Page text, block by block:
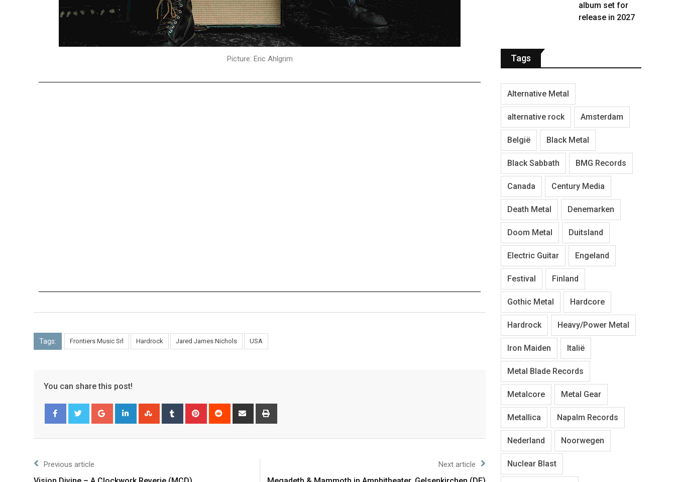
Picture: Eric Ahlgrim
Tags: Frontiers Music Srl Hardrock Jared James Nichols USA
You can share this post!
Previous article Next article
album set for
release in 2027
Tags
Alternative Metal
alternative rock Amsterdam
België Black Metal
Black Sabbath BMG Records
Canada Century Media
Death Metal Denemarken
Doom Metal Duitsland
Electric Guitar Engeland
Festival Finland
Gothic Metal Hardcore
Hardrock Heavy/Power Metal
Iron Maiden Italië
Metal Blade Records
Metalcore Metal Gear
Metallica Napalm Records
Nederland Noorwegen
Nuclear Blast